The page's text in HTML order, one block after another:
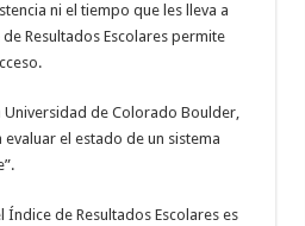
ni el tiempo que les lleva a
Resultados Escolares permite
Universidad de Colorado Boulder,
el estado de un sistema
de Resultados Escolares es